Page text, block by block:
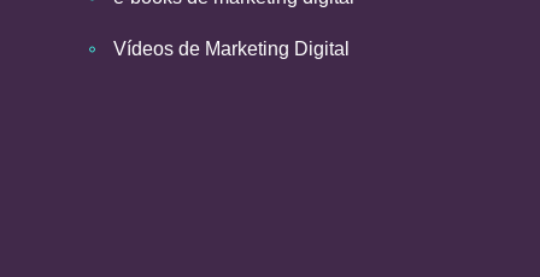
Vídeos de Marketing Digital